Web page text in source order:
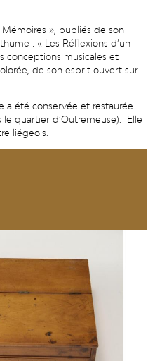
», publiés de son
: « Les Réflexions d’un
conceptions musicales et
de son esprit ouvert sur
a été conservée et restaurée
le quartier d’Outremeuse). Elle
liégeois.